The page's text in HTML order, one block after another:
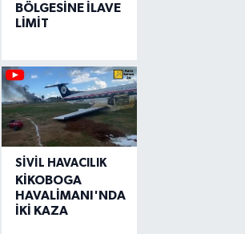
BÖLGESİNE İLAVE
LİMİT
SIVIL HAVACILIK
KİKOBOGA
HAVALİMANI'NDA
İKİ KAZA